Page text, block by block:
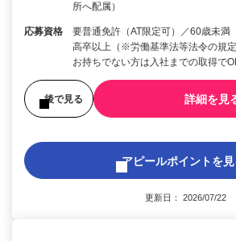
所へ配属）
応募資格
要普通免許（AT限定可）／60歳未満
高卒以上（※労働基準法等法令の規
お持ちでない方は入社までの取得で
後で見る 詳細を見
アピールポイントを見
更新日： 2026/07/22